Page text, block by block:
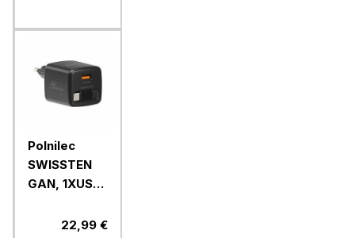
Polnilec
SWISSTEN
GAN, 1XUSB-
C kabel,22,99 €